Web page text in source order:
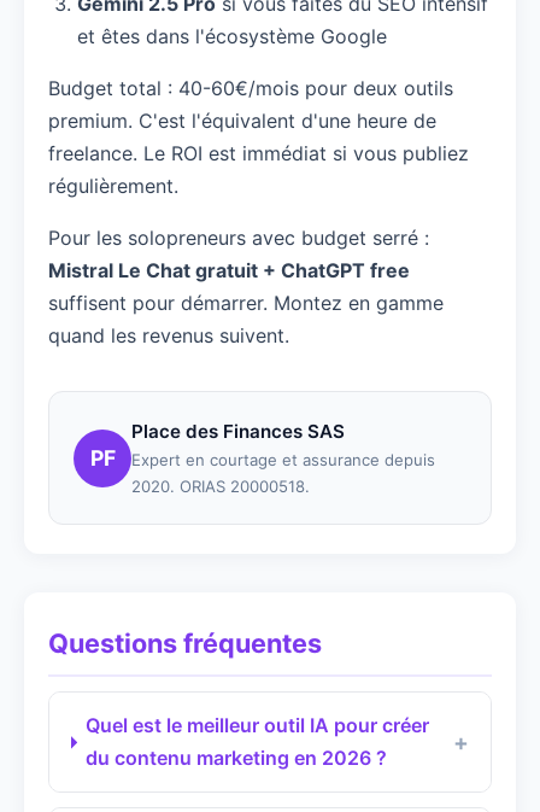
et êtes dans l'écosystème Google
Budget total : 40-60€/mois pour deux outils
premium. C'est l'équivalent d'une heure de
freelance. Le ROI est immédiat si vous publiez
régulièrement.
Pour les solopreneurs avec budget serré :
Mistral Le Chat gratuit + ChatGPT free
suffisent pour démarrer. Montez en gamme
quand les revenus suivent.
PF
Place des Finances SAS
Expert en courtage et assurance depuis
2020. ORIAS 20000518.
Questions fréquentes
Quel est le meilleur outil IA pour créer
du contenu marketing en 2026 ?